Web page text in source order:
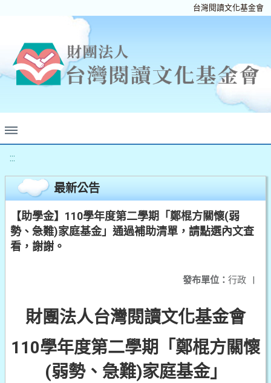
台灣閱讀文化基金會
:::
最新公告
【助學金】110學年度第二學期「鄭棍方關懷(弱
勢、急難)家庭基金」通過補助清單，請點選內文查
看，謝謝。
發布單位： 行政 |
財團法人台灣閱讀文化基金會
110學年度第二學期「鄭棍方關懷
(弱勢、急難)家庭基金」